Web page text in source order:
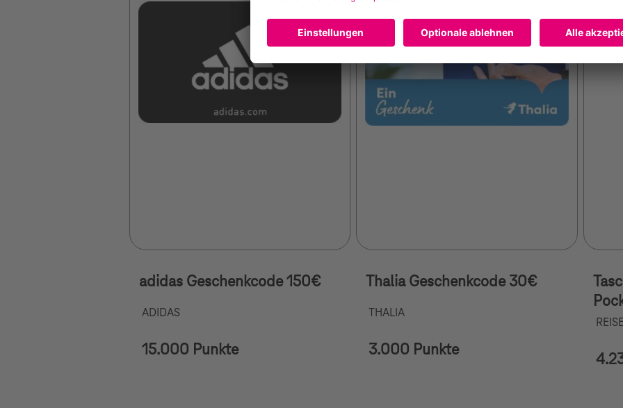
adidas Geschenkcode 150€
ADIDAS
15.000 Punkte
Thalia Geschenkcode 30€
THALIA
3.000 Punkte